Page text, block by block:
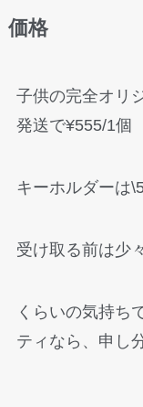
価格
子供の完全オリ
発送で¥555/1個
キーホルダーは
受け取る前は少
くらいの気持ち
ティなら、申し